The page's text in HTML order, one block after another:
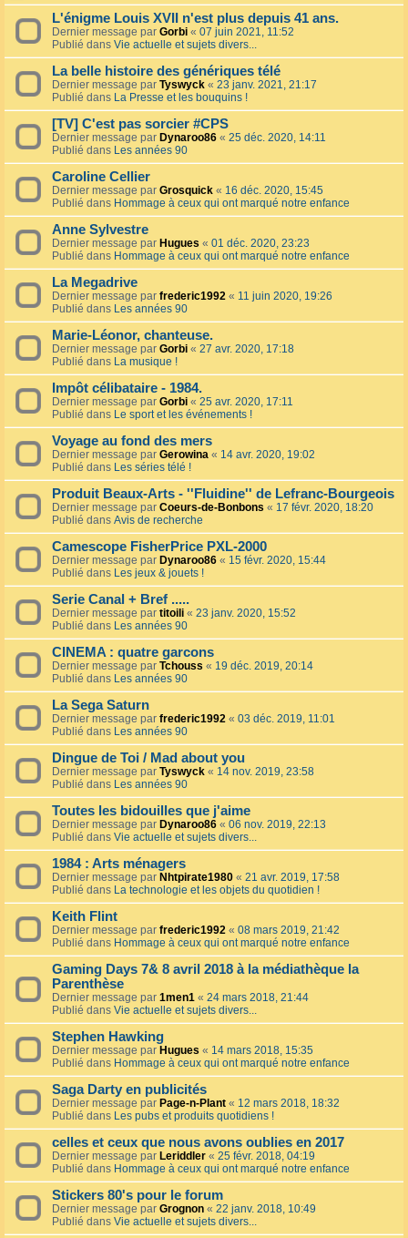
L'énigme Louis XVII n'est plus depuis 41 ans.
Dernier message par Gorbi « 07 juin 2021, 11:52
Publié dans Vie actuelle et sujets divers...
La belle histoire des génériques télé
Dernier message par Tyswyck « 23 janv. 2021, 21:17
Publié dans La Presse et les bouquins !
[TV] C'est pas sorcier #CPS
Dernier message par Dynaroo86 « 25 déc. 2020, 14:11
Publié dans Les années 90
Caroline Cellier
Dernier message par Grosquick « 16 déc. 2020, 15:45
Publié dans Hommage à ceux qui ont marqué notre enfance
Anne Sylvestre
Dernier message par Hugues « 01 déc. 2020, 23:23
Publié dans Hommage à ceux qui ont marqué notre enfance
La Megadrive
Dernier message par frederic1992 « 11 juin 2020, 19:26
Publié dans Les années 90
Marie-Léonor, chanteuse.
Dernier message par Gorbi « 27 avr. 2020, 17:18
Publié dans La musique !
Impôt célibataire - 1984.
Dernier message par Gorbi « 25 avr. 2020, 17:11
Publié dans Le sport et les événements !
Voyage au fond des mers
Dernier message par Gerowina « 14 avr. 2020, 19:02
Publié dans Les séries télé !
Produit Beaux-Arts - ''Fluidine'' de Lefranc-Bourgeois
Dernier message par Coeurs-de-Bonbons « 17 févr. 2020, 18:20
Publié dans Avis de recherche
Camescope FisherPrice PXL-2000
Dernier message par Dynaroo86 « 15 févr. 2020, 15:44
Publié dans Les jeux & jouets !
Serie Canal + Bref .....
Dernier message par titoili « 23 janv. 2020, 15:52
Publié dans Les années 90
CINEMA : quatre garcons
Dernier message par Tchouss « 19 déc. 2019, 20:14
Publié dans Les années 90
La Sega Saturn
Dernier message par frederic1992 « 03 déc. 2019, 11:01
Publié dans Les années 90
Dingue de Toi / Mad about you
Dernier message par Tyswyck « 14 nov. 2019, 23:58
Publié dans Les années 90
Toutes les bidouilles que j'aime
Dernier message par Dynaroo86 « 06 nov. 2019, 22:13
Publié dans Vie actuelle et sujets divers...
1984 : Arts ménagers
Dernier message par Nhtpirate1980 « 21 avr. 2019, 17:58
Publié dans La technologie et les objets du quotidien !
Keith Flint
Dernier message par frederic1992 « 08 mars 2019, 21:42
Publié dans Hommage à ceux qui ont marqué notre enfance
Gaming Days 7& 8 avril 2018 à la médiathèque la
Parenthèse
Dernier message par 1men1 « 24 mars 2018, 21:44
Publié dans Vie actuelle et sujets divers...
Stephen Hawking
Dernier message par Hugues « 14 mars 2018, 15:35
Publié dans Hommage à ceux qui ont marqué notre enfance
Saga Darty en publicités
Dernier message par Page-n-Plant « 12 mars 2018, 18:32
Publié dans Les pubs et produits quotidiens !
celles et ceux que nous avons oublies en 2017
Dernier message par Leriddler « 25 févr. 2018, 04:19
Publié dans Hommage à ceux qui ont marqué notre enfance
Stickers 80's pour le forum
Dernier message par Grognon « 22 janv. 2018, 10:49
Publié dans Vie actuelle et sujets divers...